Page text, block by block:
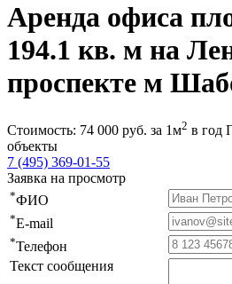
Аренда офиса
194.1 кв. м на
проспекте м
Стоимость: 74 000 руб. за 1м2 в год
объекты
7 (495) 369-01-55
Заявка на просмотр
*ФИО
*E-mail
*Телефон
Текст сообщения